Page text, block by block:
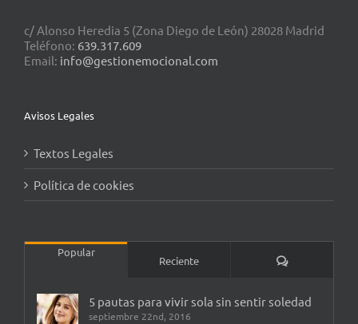
c/ Alonso Heredia 5 (Zona Diego de León) 28028 Madrid
Teléfono: 639.317.609
Email: info@gestionemocional.com
Avisos Legales
Textos Legales
Política de cookies
Popular
Reciente Comentarios
5 pautas para vivir sola sin sentir soledad
septiembre 22nd, 2016